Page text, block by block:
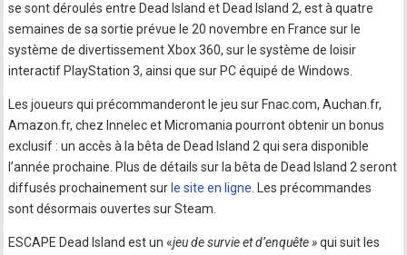
se sont déroulés entre Dead Island et Dead Island 2, est à quatre
semaines de sa sortie prévue le 20 novembre en France sur le
système de divertissement Xbox 360, sur le système de loisir
interactif PlayStation 3, ainsi que sur PC équipé de Windows.
Les joueurs qui précommanderont le jeu sur Fnac.com, Auchan.fr,
Amazon.fr, chez Innelec et Micromania pourront obtenir un bonus
exclusif : un accès à la bêta de Dead Island 2 qui sera disponible
l’année prochaine. Plus de détails sur la bêta de Dead Island 2 seront
diffusés prochainement sur le site en ligne . Les précommandes
sont désormais ouvertes sur Steam.
ESCAPE Dead Island est un «jeu de survie et d’enquête »qui suit les